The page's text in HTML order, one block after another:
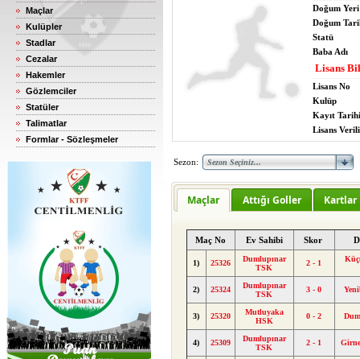
Maçlar
Kulüpler
Stadlar
Cezalar
Hakemler
Gözlemciler
Statüler
Talimatlar
Formlar - Sözleşmeler
Doğum Yeri
Doğum
Statü
Baba Adı
Lisans
Lisans No
Kulüp
Kayıt Tarihi
Lisans
Sezon:
Maçlar Attığı Goller Kartlar
Maç No Ev Sahibi Skor
1) 25326
Dumlupınar
TSK
2 - 1
2) 25324
Dumlupınar
TSK
3 - 0
3) 25320
Mutluyaka
HSK
0 - 2
4) 25309
Dumlupınar
TSK
2 - 1